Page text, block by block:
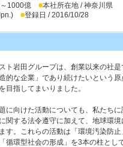
～1000億 ■本社所在地 / 神奈川県
■登録日 / 2016/10/28
ト岩田グループは、創業以来の社
的な企業」であり続けたいという
目指してまいりました。
に向けた活動についても、私たち
関する法令遵守に加えて、地球環
す。これらの活動は「環境汚染防
循環型社会の形成」を3本の柱とし